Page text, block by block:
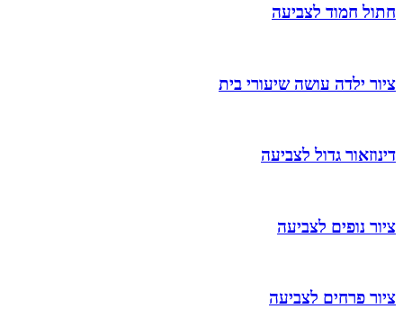
חתול חמוד לצביעה
ציור ילדה עושה שיעורי בית
דינוזאור גדול לצביעה
ציור נופים לצביעה
ציור פרחים לצביעה